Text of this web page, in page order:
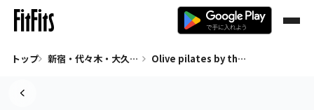
トップ 新宿・代々木・大久保 ピラティス Olive pilates by the SILK新宿店